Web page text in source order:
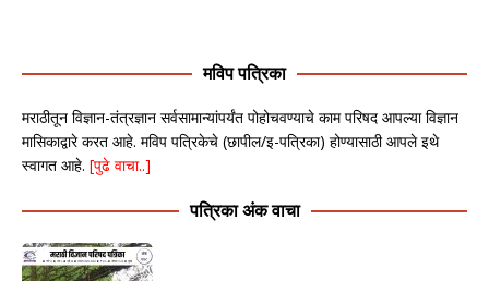
मविप पत्रिका
मराठीतून विज्ञान-तंत्रज्ञान सर्वसामान्यांपर्यंत पोहोचवण्याचे काम परिषद आपल्या विज्ञान
मासिकाद्वारे करत आहे. मविप पत्रिकेचे (छापील/इ-पत्रिका) होण्यासाठी आपले इथे
स्वागत आहे. [पुढे वाचा..]
पत्रिका अंक वाचा